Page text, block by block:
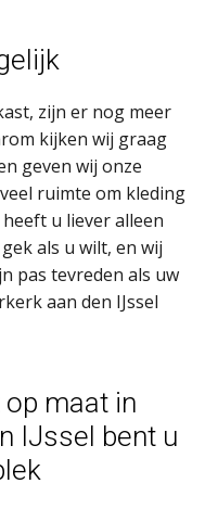
zijn er nog meer
kijken wij graag
geven wij onze
ruimte om kleding
u liever alleen
als u wilt, en wij
pas tevreden als uw
aan den IJssel
maat in
IJssel bent u